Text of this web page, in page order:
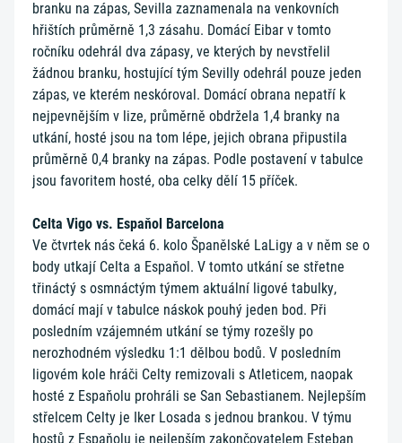
branku na zápas, Sevilla zaznamenala na venkovních
hřištích průměrně 1,3 zásahu. Domácí Eibar v tomto
ročníku odehrál dva zápasy, ve kterých by nevstřelil
žádnou branku, hostující tým Sevilly odehrál pouze jeden
zápas, ve kterém neskóroval. Domácí obrana nepatří k
nejpevnějším v lize, průměrně obdržela 1,4 branky na
utkání, hosté jsou na tom lépe, jejich obrana připustila
průměrně 0,4 branky na zápas. Podle postavení v tabulce
jsou favoritem hosté, oba celky dělí 15 příček.
Celta Vigo vs. Espaňol Barcelona
Ve čtvrtek nás čeká 6. kolo Španělské LaLigy a v něm se o
body utkají Celta a Espaňol. V tomto utkání se střetne
třináctý s osmnáctým týmem aktuální ligové tabulky,
domácí mají v tabulce náskok pouhý jeden bod. Při
posledním vzájemném utkání se týmy rozešly po
nerozhodném výsledku 1:1 dělbou bodů. V posledním
ligovém kole hráči Celty remizovali s Atleticem, naopak
hosté z Espaňolu prohráli se San Sebastianem. Nejlepším
střelcem Celty je Iker Losada s jednou brankou. V týmu
hostů z Espaňolu je nejlepším zakončovatelem Esteban